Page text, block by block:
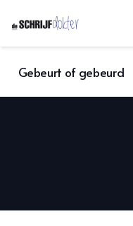
Gebeurt of gebeurd